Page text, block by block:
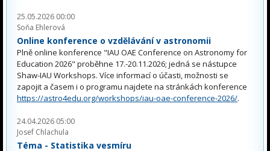
25.05.2026 00:00
Soňa Ehlerová
Online konference o vzdělávání v astronomii
Plně online konference "IAU OAE Conference on Astronomy for
Education 2026" proběhne 17.-20.11.2026; jedná se nástupce
Shaw-IAU Workshops. Více informací o účasti, možnosti se
zapojit a časem i o programu najdete na stránkách konference
https://astro4edu.org/workshops/iau-oae-conference-2026/.
24.04.2026 05:00
Josef Chlachula
Téma - Statistika vesmíru